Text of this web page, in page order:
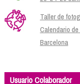
Taller de
Calendario
Barcelona
Usuario Colaborador